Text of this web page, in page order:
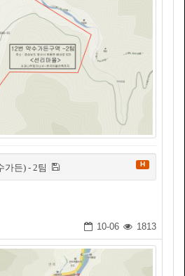
가든) - 2팀 H
10-06 1813